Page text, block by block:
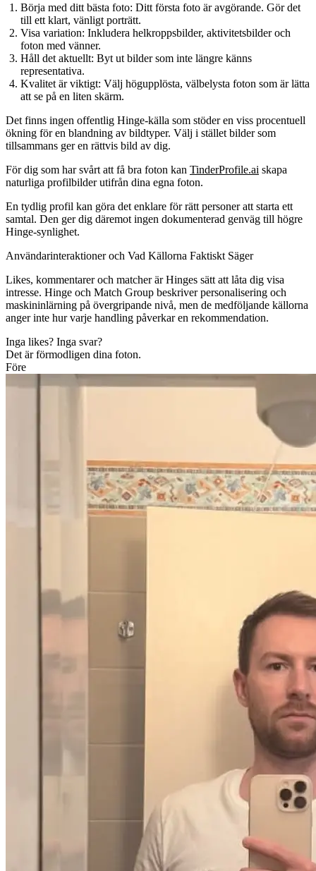
Börja med ditt bästa foto: Ditt första foto är avgörande. Gör det
till ett klart, vänligt porträtt.
Visa variation: Inkludera helkroppsbilder, aktivitetsbilder och
foton med vänner.
Håll det aktuellt: Byt ut bilder som inte längre känns
representativa.
Kvalitet är viktigt: Välj högupplösta, välbelysta foton som är lätta
att se på en liten skärm.
Det finns ingen offentlig Hinge-källa som stöder en viss procentuell
ökning för en blandning av bildtyper. Välj i stället bilder som
tillsammans ger en rättvis bild av dig.
För dig som har svårt att få bra foton kan TinderProfile.ai skapa
naturliga profilbilder utifrån dina egna foton.
En tydlig profil kan göra det enklare för rätt personer att starta ett
samtal. Den ger dig däremot ingen dokumenterad genväg till högre
Hinge-synlighet.
Användarinteraktioner och Vad Källorna Faktiskt Säger
Likes, kommentarer och matcher är Hinges sätt att låta dig visa
intresse. Hinge och Match Group beskriver personalisering och
maskininlärning på övergripande nivå, men de medföljande källorna
anger inte hur varje handling påverkar en rekommendation.
Inga likes? Inga svar?
Det är förmodligen dina foton.
Före